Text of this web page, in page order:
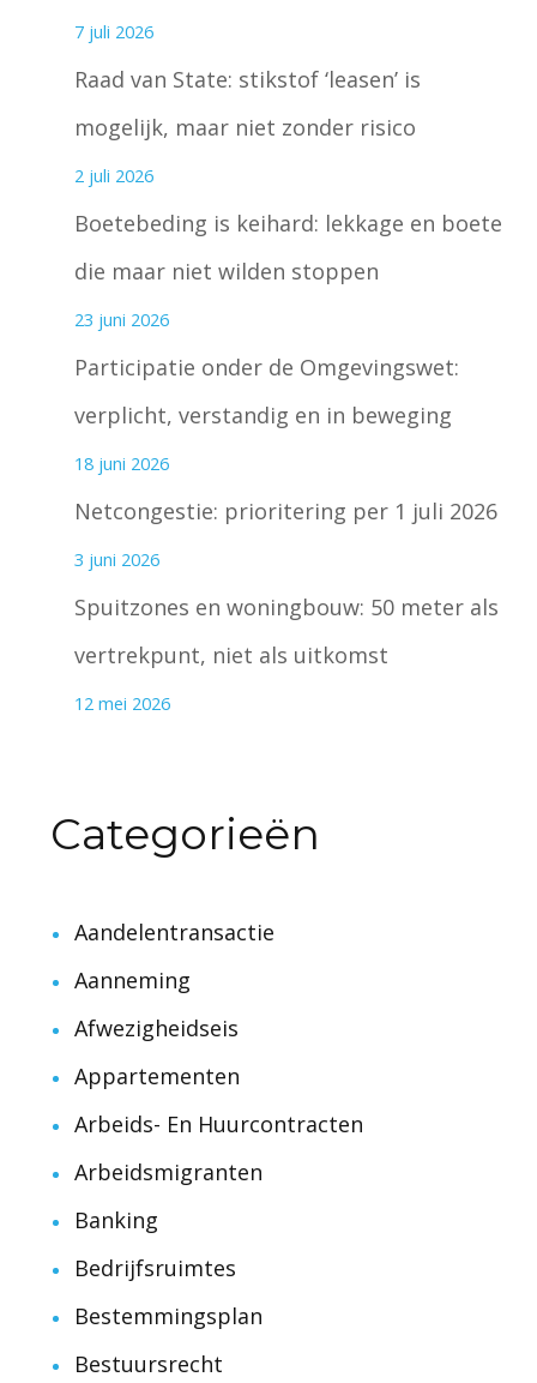
7 juli 2026
Raad van State: stikstof ‘leasen’ is
mogelijk, maar niet zonder risico
2 juli 2026
Boetebeding is keihard: lekkage en boete
die maar niet wilden stoppen
23 juni 2026
Participatie onder de Omgevingswet:
verplicht, verstandig en in beweging
18 juni 2026
Netcongestie: prioritering per 1 juli 2026
3 juni 2026
Spuitzones en woningbouw: 50 meter als
vertrekpunt, niet als uitkomst
12 mei 2026
Categorieën
Aandelentransactie
Aanneming
Afwezigheidseis
Appartementen
Arbeids- En Huurcontracten
Arbeidsmigranten
Banking
Bedrijfsruimtes
Bestemmingsplan
Bestuursrecht